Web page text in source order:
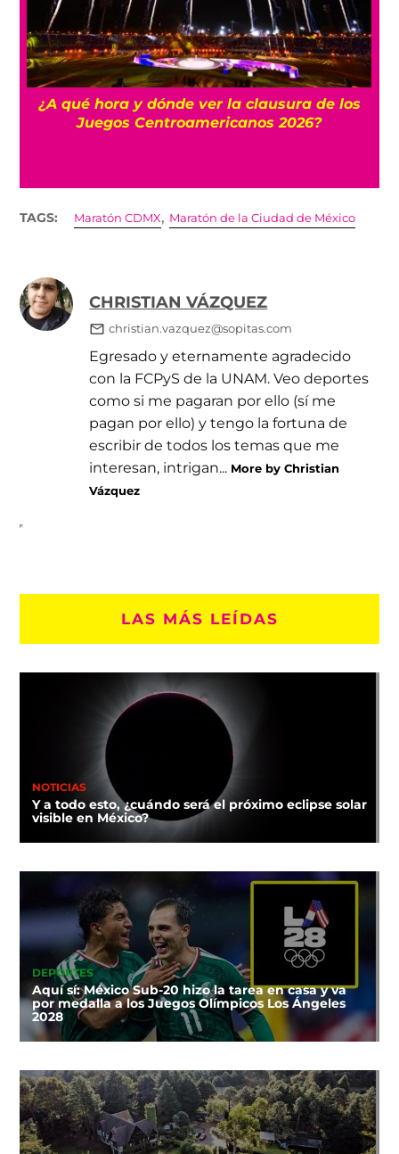
Mexicanos que juegan en Europa: Desde
Dinamarca hasta Inglaterra
TAGS: Maratón CDMX, Maratón de la Ciudad de México
CHRISTIAN VÁZQUEZ
christian.vazquez@sopitas.com
Egresado y eternamente agradecido
con la FCPyS de la UNAM. Veo deportes
como si me pagaran por ello (sí me
pagan por ello) y tengo la fortuna de
escribir de todos los temas que me
interesan, intrigan... More by Christian
Vázquez
LAS MÁS LEÍDAS
NOTICIAS
Y a todo esto, ¿cuándo será el próximo eclipse solar
visible en México?
DEPORTES
Aquí sí: México Sub-20 hizo la tarea en casa y va
por medalla a los Juegos Olímpicos Los Ángeles
2028